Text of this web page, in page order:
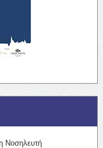
Νοσηλευτή